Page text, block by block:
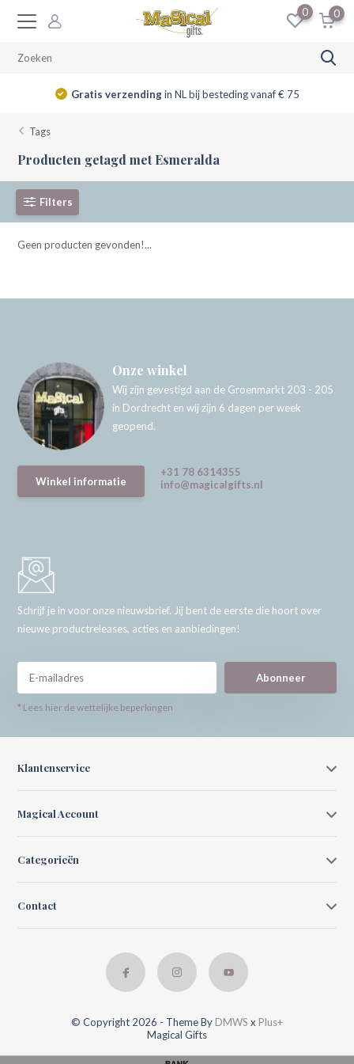
0 0
Gratis verzendingin NL bij besteding vanaf € 75
Tags
Producten getagd met Esmeralda
Filters
Geen producten gevonden!...
Onze winkel
Wij zijn gevestigd aan de Groenmarkt 203 - 205
in Dordrecht en wij zijn 6 dagen per week
geopend.
Winkel informatie
+31 78 6314355
info@magicalgifts.nl
Schrijf je in voor onze nieuwsbrief. Jij bent de eerste die hoort over
nieuwe productreleases, acties en aanbiedingen!
Abonneer
* Lees hier de wettelijke beperkingen
Klantenservice
Magical Account
Categorieën
Contact
© Copyright 2026 - Theme By DMWS x Plus+
Magical Gifts